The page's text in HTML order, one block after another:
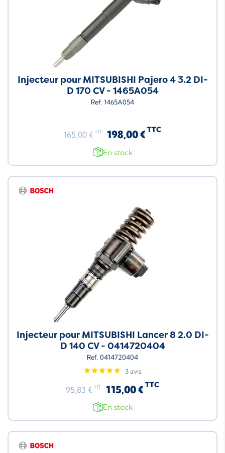
Injecteur pour MITSUBISHI Pajero 4 3.2 DI-
D 170 CV - 1465A054
Ref. 1465A054
165,00 € HT 198,00 € TTC
En stock
Injecteur pour MITSUBISHI Lancer 8 2.0 DI-
D 140 CV - 0414720404
Ref. 0414720404
3 avis
95,83 € HT 115,00 € TTC
En stock